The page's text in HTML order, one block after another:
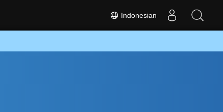
Indonesian